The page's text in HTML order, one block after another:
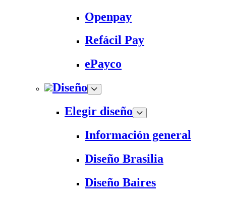
Openpay
Refácil Pay
ePayco
Diseño
Elegir diseño
Información general
Diseño Brasilia
Diseño Baires